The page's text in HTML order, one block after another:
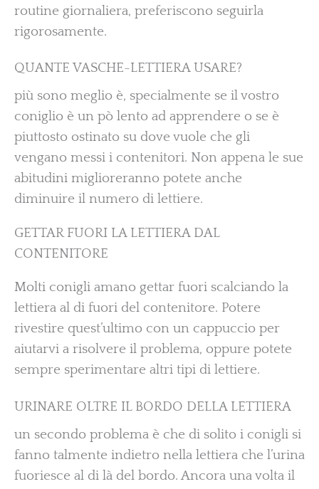
routine giornaliera, preferiscono seguirla
rigorosamente.
QUANTE VASCHE-LETTIERA USARE?
più sono meglio è, specialmente se il vostro
coniglio è un pò lento ad apprendere o se è
piuttosto ostinato su dove vuole che gli
vengano messi i contenitori. Non appena le sue
abitudini miglioreranno potete anche
diminuire il numero di lettiere.
GETTAR FUORI LA LETTIERA DAL
CONTENITORE
Molti conigli amano gettar fuori scalciando la
lettiera al di fuori del contenitore. Potere
rivestire quest’ultimo con un cappuccio per
aiutarvi a risolvere il problema, oppure potete
sempre sperimentare altri tipi di lettiere.
URINARE OLTRE IL BORDO DELLA LETTIERA
un secondo problema è che di solito i conigli si
fanno talmente indietro nella lettiera che l’urina
fuoriesce al di là del bordo. Ancora una volta il